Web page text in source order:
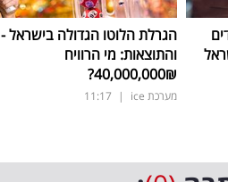
הגרלת הלוטו הגדולה בישראל -
והתוצאות: מי הרוויח
40,000,000₪?
מערכת ice |
11:17